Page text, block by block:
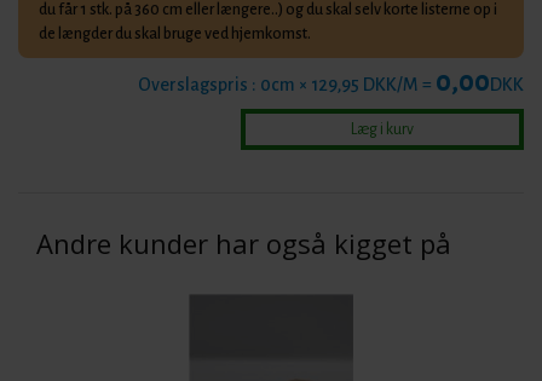
du får 1 stk. på 360 cm eller længere..) og du skal selv korte listerne op i
de længder du skal bruge ved hjemkomst.
Overslagspris : 0cm × 129,95 DKK/M = 0,00DKK
Andre kunder har også kigget på